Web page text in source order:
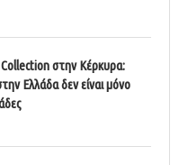
στην Κέρκυρα:
Ελλάδα δεν είναι μόνο